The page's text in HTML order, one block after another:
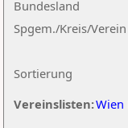
Sortierung
Bundesland
Spgem./Kreis/Verein
Vereinslisten:Wien